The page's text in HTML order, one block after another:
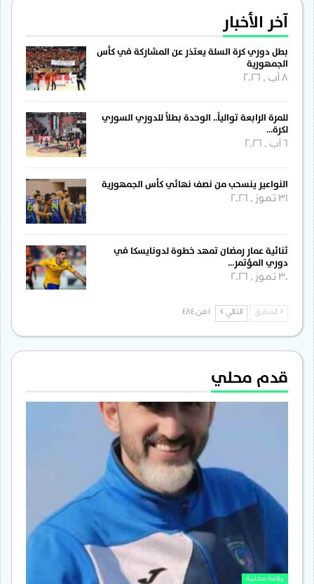
آخر الأخبار
بطل دوري كرة السلة يعتذر عن المشاركة في كأس
الجمهورية
للمرة الرابعة توالياً.. الوحدة بطلاً للدوري السوري
لكرة…
النواعير ينسحب من نصف نهائي كأس الجمهورية
31 تموز , 2026
ثنائية عمار رمضان تمهد خطوة لدونايسكا في
دوري المؤتمر…
30 تموز , 2026
السابق التالي
قدم محلي
رياضة محلية